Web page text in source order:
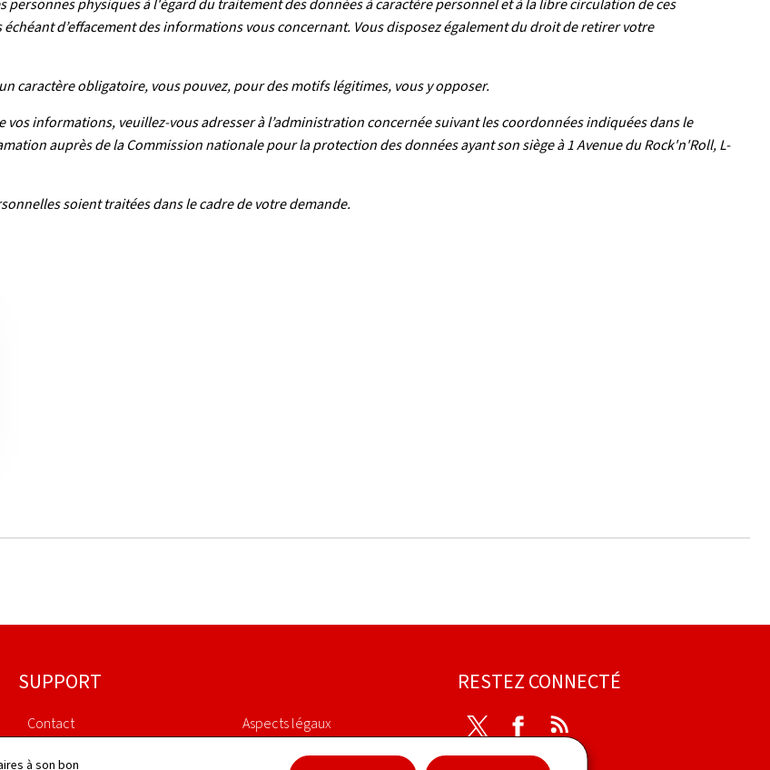
à son bon
physiques à l'égard du traitement des données à caractère personnel et à la libre circulation de ces
d’effacement des informations vous concernant. Vous disposez également du droit de retirer votre
caractère obligatoire, vous pouvez, pour des motifs légitimes, vous y opposer.
informations, veuillez-vous adresser à l’administration concernée suivant les coordonnées indiquées dans le
auprès de la Commission nationale pour la protection des données ayant son siège à 1 Avenue du Rock'n'Roll, L-
soient traitées dans le cadre de votre demande.
SUPPORT
Contact
Plan du site
Aspects légaux
Déclaration d'accessibilité
RESTEZ CONNECTÉ
Twitter Facebook